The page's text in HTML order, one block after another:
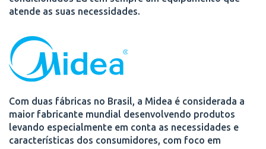
atende as suas necessidades.
Com duas fábricas no Brasil, a Midea é considerada a
maior fabricante mundial desenvolvendo produtos
levando especialmente em conta as necessidades e
características dos consumidores, com foco em